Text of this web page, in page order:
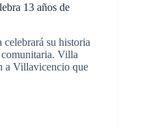
13 años de
su historia
comunitaria. Villa
a Villavicencio que